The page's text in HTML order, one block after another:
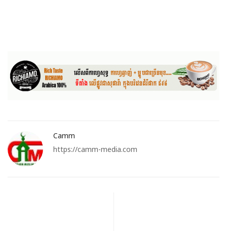
Camm
https://camm-media.com